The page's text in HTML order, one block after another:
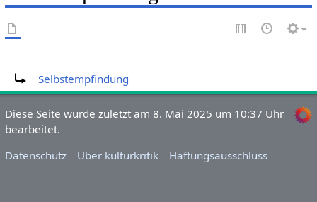
Selbstempfindung
Diese Seite wurde zuletzt am 8. Mai 2025 um 10:37 Uhr
bearbeitet.
Datenschutz
Über kulturkritik Haftungsausschluss